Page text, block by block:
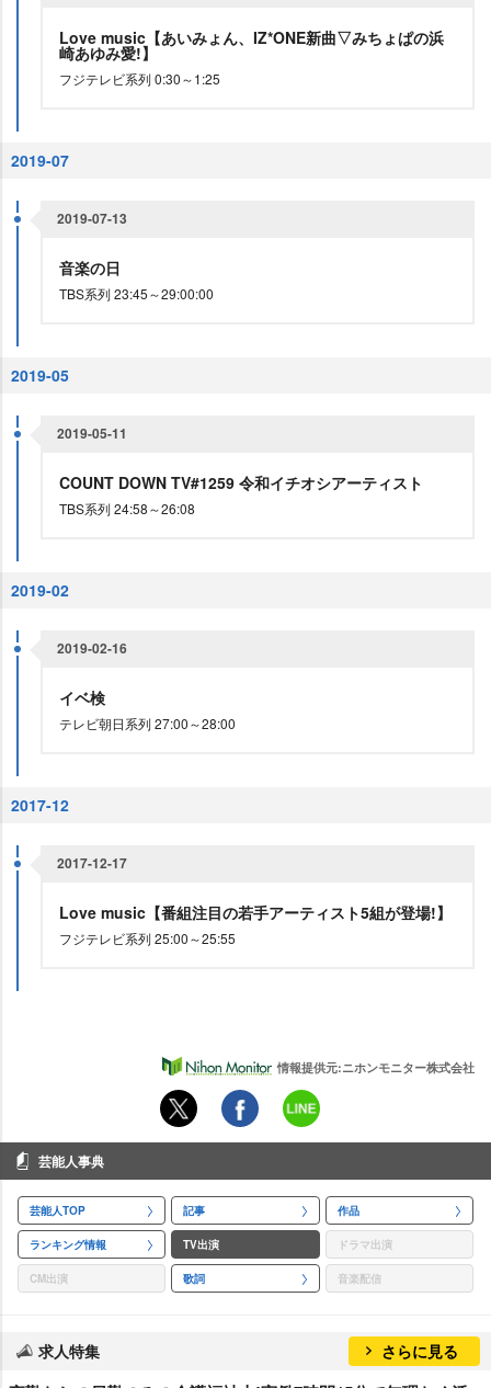
Love music【あいみょん、IZ*ONE新曲▽みちょぱの浜
崎あゆみ愛!】
フジテレビ系列 0:30～1:25
2019-07
2019-07-13
音楽の日
TBS系列 23:45～29:00:00
2019-05
2019-05-11
COUNT DOWN TV#1259 令和イチオシアーティスト
TBS系列 24:58～26:08
2019-02
2019-02-16
イベ検
テレビ朝日系列 27:00～28:00
2017-12
2017-12-17
Love music【番組注目の若手アーティスト5組が登場!】
フジテレビ系列 25:00～25:55
情報提供元:ニホンモニター株式会社
芸能人事典
芸能人TOP 記事 作品
ランキング情報 TV出演 ドラマ出演
CM出演 歌詞 音楽配信
求人特集 さらに見る